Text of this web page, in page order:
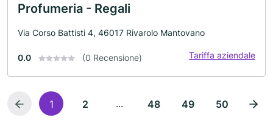
Profumeria - Regali
Via Corso Battisti 4, 46017 Rivarolo Mantovano
0.0 (0 Recensione) Tariffa aziendale
1 2 ... 48 49 50